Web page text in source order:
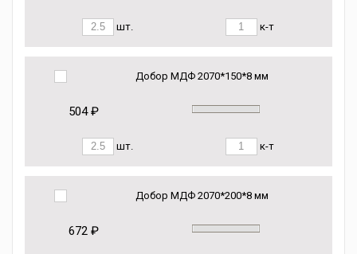
шт. к-т
Добор МДФ 2070*150*8 мм
504 ₽
шт. к-т
Добор МДФ 2070*200*8 мм
672 ₽